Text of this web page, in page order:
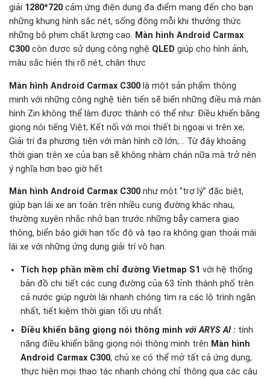
giải 1280*720 cảm ứng điện dung đa điểm mang đến cho bạn
những khung hình sắc nét, sống động mỗi khi thưởng thức
những bộ phim chất lượng cao. Màn hình Android Carmax
C300 còn được sử dụng công nghệ QLED giúp cho hình ảnh,
màu sắc hiẻn thị rõ nét, chân thực
Màn hình Android Carmax C300 là một sản phẩm thông
minh với những công nghệ tiên tiến sẽ biến những điều mà màn
hình Zin không thể làm được thành có thể như: Điều khiển bằng
giọng nói tiếng Việt; Kết nối với mọi thiết bị ngoại vi trên xe;
Giải trí đa phương tiện với màn hình cỡ lớn;… Từ đây khoảng
thời gian trên xe của bạn sẽ không nhàm chán nữa mà trở nên
ý nghĩa hơn bao giờ hết
Màn hình Android Carmax C300 như một “trợ lý” đặc biệt,
giúp bạn lái xe an toàn trên nhiều cung đường khác nhau,
thường xuyên nhắc nhở bạn trước những bẫy camera giao
thông, biển báo giới hạn tốc độ và tạo ra không gian thoải mái
lái xe với những ứng dụng giải trí vô hạn.
Tích hợp phần mềm chỉ đường Vietmap S1 với hệ thống
bản đồ chi tiết các cung đường của 63 tỉnh thành phố trên
cả nước giúp người lái nhanh chóng tìm ra các lộ trình ngắn
nhất, tiết kiệm thời gian tối ưu nhất.
Điều khiển bằng giọng nói thông minh với ARYS AI : tính
năng điều khiển bằng giọng nói thông minh trên Màn hình
Android Carmax C300, chủ xe có thể mở tất cả ứng dụng,
thực hiện mọi thao tác nhanh chóng chỉ thông qua các câu